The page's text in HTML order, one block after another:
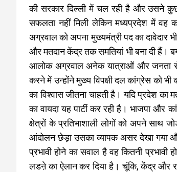
की सरकार दिल्ली में चल रही है और उसने
सफलता नहीं मिली लेकिन मध्यप्रदेश में
अग्रवाल को अपना मुख्यमंत्री पद का दावेदार
और मतदान केंद्र तक समतियां भी बना दी हैं।
आलोक अग्रवाल अनेक यात्राओं और जनता
करने में उन्होंने मुख्य विपक्षी दल कांग्रेस को
का विश्वास जीतना चाहती है। यदि प्रदेश
का वायदा यह पार्टी कर रही है। भाजपा और
क्षेत्रों के प्रतिभाशाली लोगों को अपने साथ
आंदोलन छेड़ा उसका व्यापक असर देखा गया
प्रभावी होने का सवाल है वह कितनी
लडऩे का ऐलान कर दिया है। चूंकि, केंद्र और